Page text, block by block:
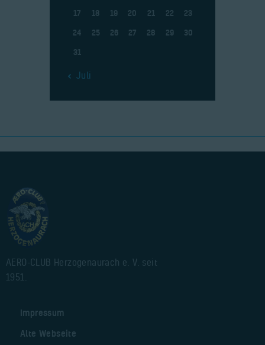
17
18 19 20 21 22
23
24
25 26 27 28 29
30
31
« Juli
AERO-CLUB Herzogenaurach e. V. seit
1951.
Impressum
Alte Webseite